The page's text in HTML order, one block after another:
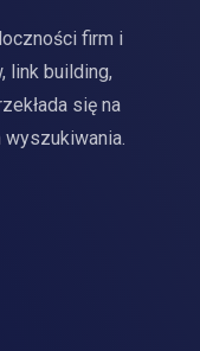
firm i
link building,
się na